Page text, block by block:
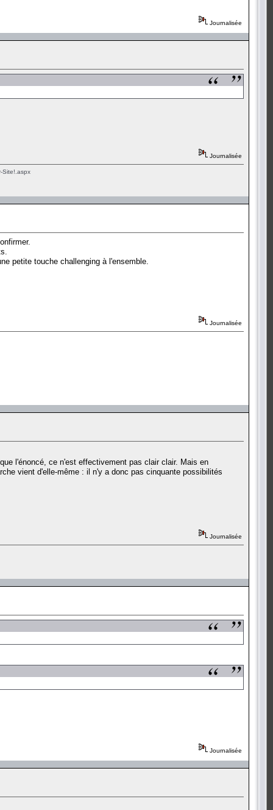
Journalisée
Journalisée
Site!.aspx
petite touche challenging à l'ensemble.
Journalisée
l'énoncé, ce n'est effectivement pas clair clair. Mais en
vient d'elle-même : il n'y a donc pas cinquante possibilités
Journalisée
Journalisée